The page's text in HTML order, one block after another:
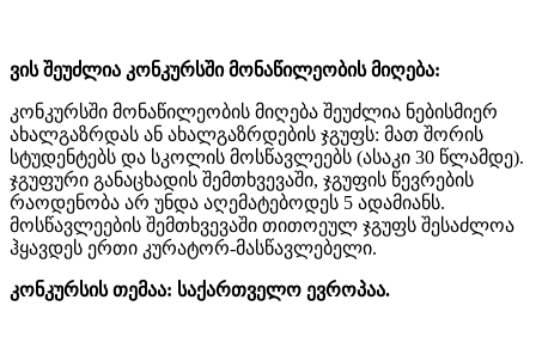
ვის შეუძლია კონკურსში მონაწილეობის მიღება:
კონკურსში მონაწილეობის მიღება შეუძლია ნებისმიერ
ახალგაზრდას ან ახალგაზრდების ჯგუფს: მათ შორის
სტუდენტებს და სკოლის მოსწავლეებს (ასაკი 30 წლამდე).
ჯგუფური განაცხადის შემთხვევაში, ჯგუფის წევრების
რაოდენობა არ უნდა აღემატებოდეს 5 ადამიანს.
მოსწავლეების შემთხვევაში თითოეულ ჯგუფს შესაძლოა
ჰყავდეს ერთი კურატორ-მასწავლებელი.
კონკურსის თემაა: საქართველო ევროპაა.